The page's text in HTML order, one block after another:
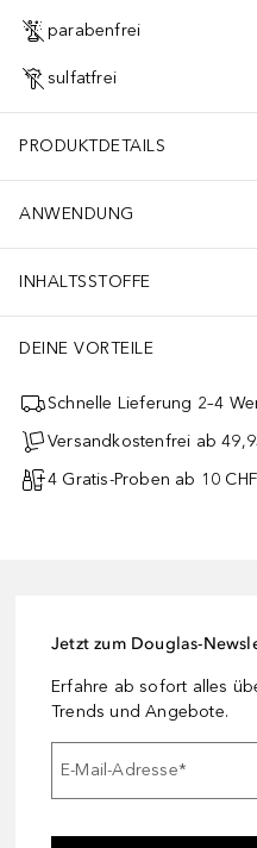
parabenfrei
sulfatfrei
PRODUKTDETAILS
ANWENDUNG
INHALTSSTOFFE
DEINE VORTEILE
Schnelle Lieferung 2–4
Versandkostenfrei ab
4 Gratis-Proben ab 10 CHF
Jetzt zum Douglas-
Erfahre ab sofort alles
Trends und Angebote.
E-Mail-Adresse*